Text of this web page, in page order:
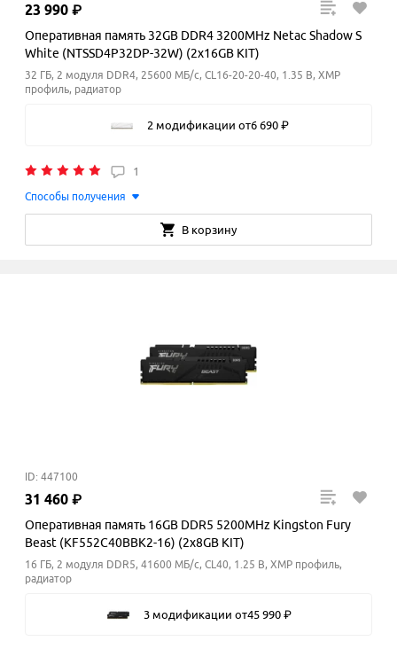
23 990 ₽
Оперативная память 32GB DDR4 3200MHz Netac Shadow S
White (NTSSD4P32DP-32W) (2x16GB KIT)
32 ГБ, 2 модуля DDR4, 25600 МБ/с, CL16-20-20-40, 1.35 В, XMP
профиль, радиатор
2 модификации от6 690 ₽
1
Способы получения
В корзину
ID: 447100
31 460 ₽
Оперативная память 16GB DDR5 5200MHz Kingston Fury
Beast (KF552C40BBK2-16) (2x8GB KIT)
16 ГБ, 2 модуля DDR5, 41600 МБ/с, CL40, 1.25 В, XMP профиль,
радиатор
3 модификации от45 990 ₽